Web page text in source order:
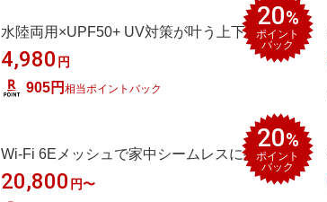
20%
ポイント
バック
水陸両用×UPF50+ UV対策が叶う上下セット
4,980 円
905円 相当ポイントバック
20%
ポイント
バック
Wi-Fi 6Eメッシュで家中シームレスに接続♪
20,800 円〜